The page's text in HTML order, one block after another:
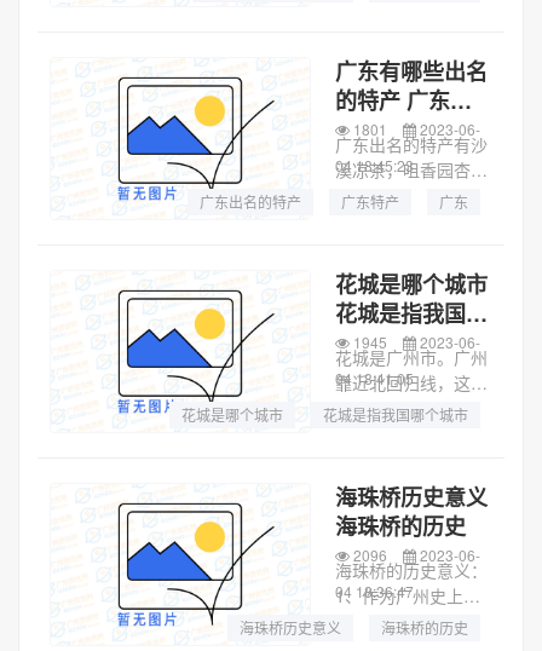
中心城市、超大城
市、广州都市圈核心
城市，国务院批复确
定的中国重要的中心
城市...
广东有哪些出名
的特产 广东特
产
广东出名的特产有沙
溪凉茶，咀香园杏仁
饼，石碣龙眼，新会
广州鸡仔饼，从化三
华李，炭步槟榔香
芋，钱岗糯米糍荔
枝，新垦莲藕。1、
石...
1801
2023-06-
04 18:45:23
广东出名的特产
广东特产 广东
花城是哪个城市
花城是指我国哪
个城市
花城是广州市。广州
靠近北回归线，这里
气候温暖，雨水充
城并不仅仅是因为花
多，还因为广州有着
几千年悠久的种花
史。西汉的陆贾在出
使...
1945
2023-06-
04 18:41:05
花城是哪个城市
花城是指我国哪个城市
海珠桥历史意义
海珠桥的历史
海珠桥的历史意义：
1、作为广州史上的
第一座跨江大桥，海
2096
2023-06-
04 18:36:47
海珠桥历史意义
海珠桥的历史